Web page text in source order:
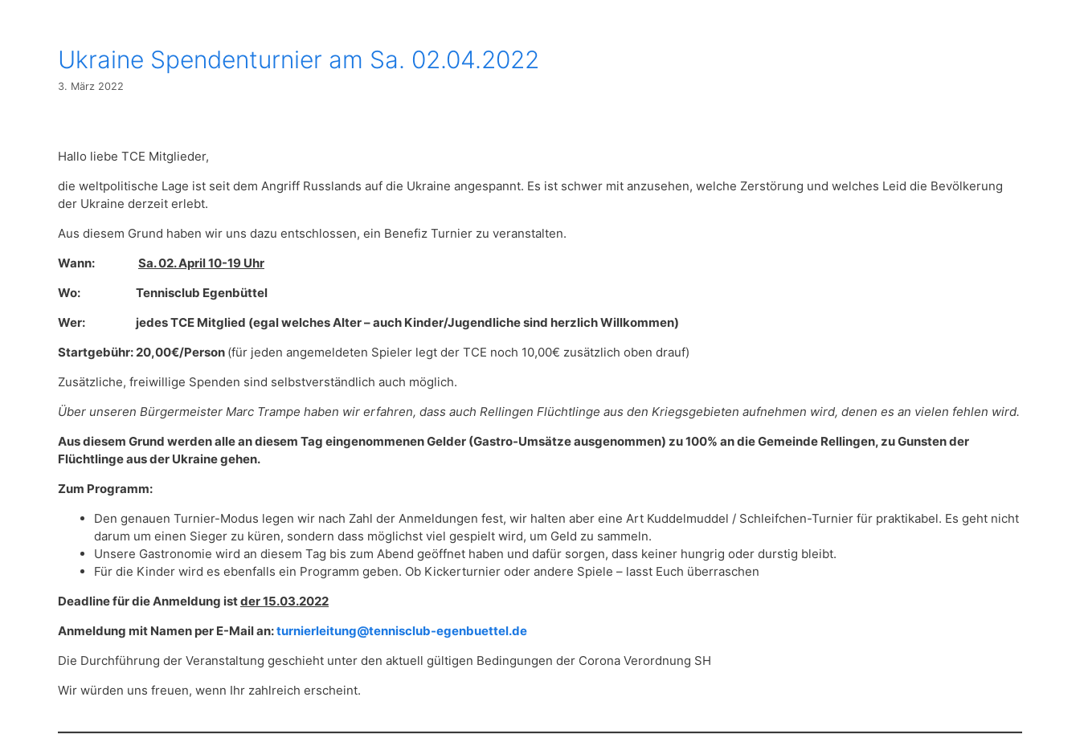
Ukraine Spendenturnier am Sa. 02.04.2022
3. März 2022
Hallo liebe TCE Mitglieder,
die weltpolitische Lage ist seit dem Angriff Russlands auf die Ukraine angespannt. Es ist schwer mit anzusehen, welche Zerstörung und welches Leid die Bevölkerung
der Ukraine derzeit erlebt.
Aus diesem Grund haben wir uns dazu entschlossen, ein Benefiz Turnier zu veranstalten.
Wann: Sa. 02. April 10-19 Uhr
Wo: Tennisclub Egenbüttel
Wer: jedes TCE Mitglied (egal welches Alter – auch Kinder/Jugendliche sind herzlich Willkommen)
Startgebühr: 20,00€/Person (für jeden angemeldeten Spieler legt der TCE noch 10,00€ zusätzlich oben drauf)
Zusätzliche, freiwillige Spenden sind selbstverständlich auch möglich.
Über unseren Bürgermeister Marc Trampe haben wir erfahren, dass auch Rellingen Flüchtlinge aus den Kriegsgebieten aufnehmen wird, denen es an vielen fehlen wird.
Aus diesem Grund werden alle an diesem Tag eingenommenen Gelder (Gastro-Umsätze ausgenommen) zu 100% an die Gemeinde Rellingen, zu Gunsten der
Flüchtlinge aus der Ukraine gehen.
Zum Programm:
Den genauen Turnier-Modus legen wir nach Zahl der Anmeldungen fest, wir halten aber eine Art Kuddelmuddel / Schleifchen-Turnier für praktikabel. Es geht nicht
darum um einen Sieger zu küren, sondern dass möglichst viel gespielt wird, um Geld zu sammeln.
Unsere Gastronomie wird an diesem Tag bis zum Abend geöffnet haben und dafür sorgen, dass keiner hungrig oder durstig bleibt.
Für die Kinder wird es ebenfalls ein Programm geben. Ob Kickerturnier oder andere Spiele – lasst Euch überraschen
Deadline für die Anmeldung istder 15.03.2022
Anmeldung mit Namen per E-Mail an:turnierleitung@tennisclub-egenbuettel.de
Die Durchführung der Veranstaltung geschieht unter den aktuell gültigen Bedingungen der Corona Verordnung SH
Wir würden uns freuen, wenn Ihr zahlreich erscheint.